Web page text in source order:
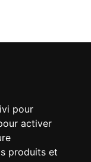
pour
activer
produits et